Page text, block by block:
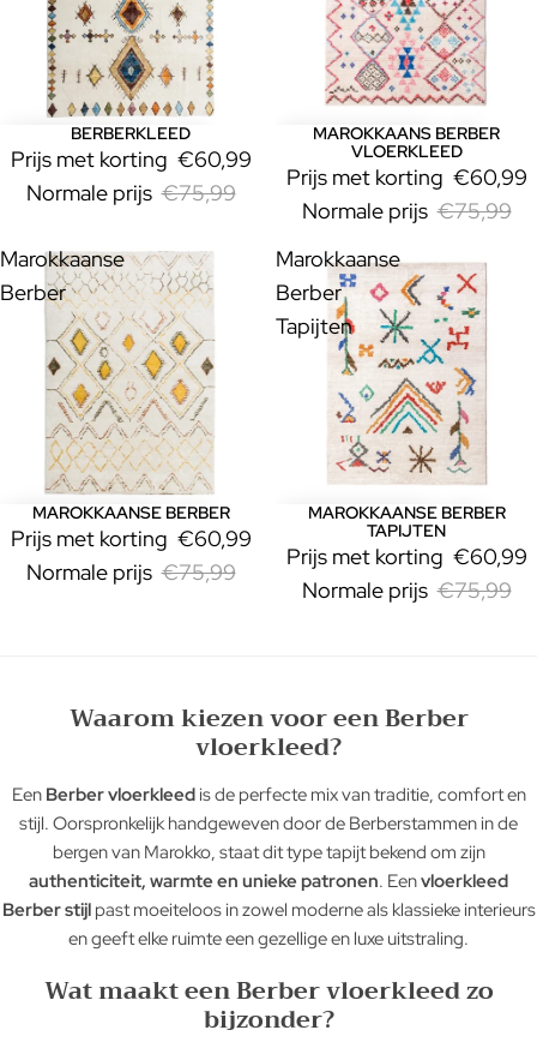
UitverkoopBERBERKLEED
Prijs met korting €60,99
Normale prijs €75,99
Uitverkoop
MAROKKAANS BERBER
VLOERKLEED
Prijs met korting €60,99
Normale prijs €75,99
Marokkaanse
Berber
Uitverkoop
MAROKKAANSE BERBER
Prijs met korting €60,99
Normale prijs €75,99
Marokkaanse
Berber
Tapijten
Uitverkoop
MAROKKAANSE BERBER
TAPIJTEN
Prijs met korting €60,99
Normale prijs €75,99
Waarom kiezen voor een Berber
vloerkleed?
Een Berber vloerkleedis de perfecte mix van traditie, comfort en
stijl. Oorspronkelijk handgeweven door de Berberstammen in de
bergen van Marokko, staat dit type tapijt bekend om zijn
authenticiteit, warmte en unieke patronen. Eenvloerkleed
Berber stijlpast moeiteloos in zowel moderne als klassieke interieurs
en geeft elke ruimte een gezellige en luxe uitstraling.
Wat maakt een Berber vloerkleed zo
bijzonder?